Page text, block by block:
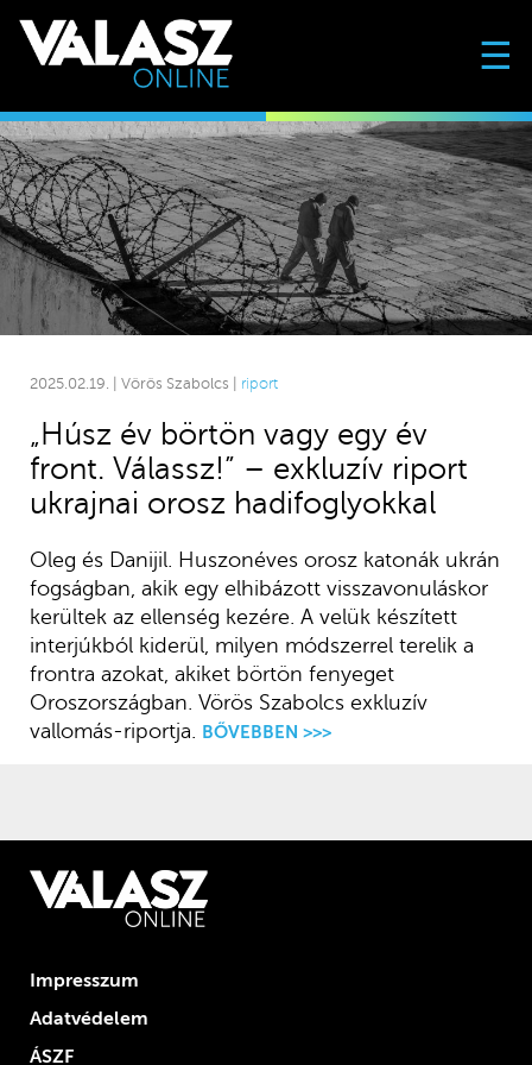
☰
2025.02.19. | Vörös Szabolcs | riport
„Húsz év börtön vagy egy év
front. Válassz!” – exkluzív riport
ukrajnai orosz hadifoglyokkal
Oleg és Danijil. Huszonéves orosz katonák ukrán
fogságban, akik egy elhibázott visszavonuláskor
kerültek az ellenség kezére. A velük készített
interjúkból kiderül, milyen módszerrel terelik a
frontra azokat, akiket börtön fenyeget
Oroszországban. Vörös Szabolcs exkluzív
vallomás-riportja. BŐVEBBEN >>>
Impresszum
Adatvédelem
ÁSZF